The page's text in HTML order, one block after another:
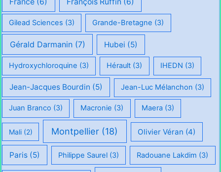
Gilead Sciences (3) Grande-Bretagne (3)
Gérald Darmanin(7) Hubei (5)
Hydroxychloroquine (3) Hérault (3) IHEDN (3)
Jean-Jacques Bourdin (5) Jean-Luc Mélanchon (3)
Juan Branco (3) Macronie (3) Maera (3)
Mali(2) Montpellier (18) Olivier Véran (4)
Paris(5) Philippe Saurel (3) Radouane Lakdim (3)